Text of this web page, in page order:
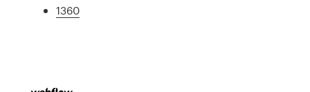
1360